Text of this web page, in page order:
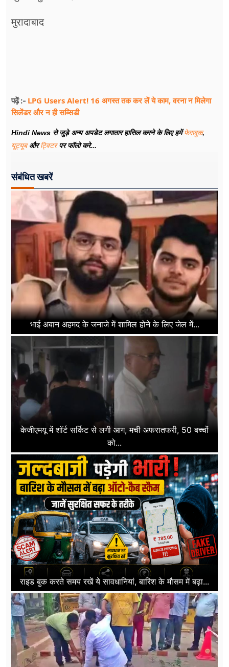
मुरादाबाद
पढ़ें :- LPG Users Alert! 16 अगस्त तक कर लें ये काम, वरना न मिलेगा
सिलेंडर और न ही सब्सिडी
Hindi News से जुड़े अन्य अपडेट लगातार हासिल करने के लिए हमेंफेसबुक,
यूट्यूबऔरट्विटरपर फॉलो करे...
संबंधित खबरें
भाई अबान अहमद के जनाजे में शामिल होने के लिए जेल में...
केजीएमयू में शॉर्ट सर्किट से लगी आग, मची अफरातफरी, 50 बच्चों
को...
राइड बुक करते समय रखें ये सावधानियां, बारिश के मौसम में बढ़ा...